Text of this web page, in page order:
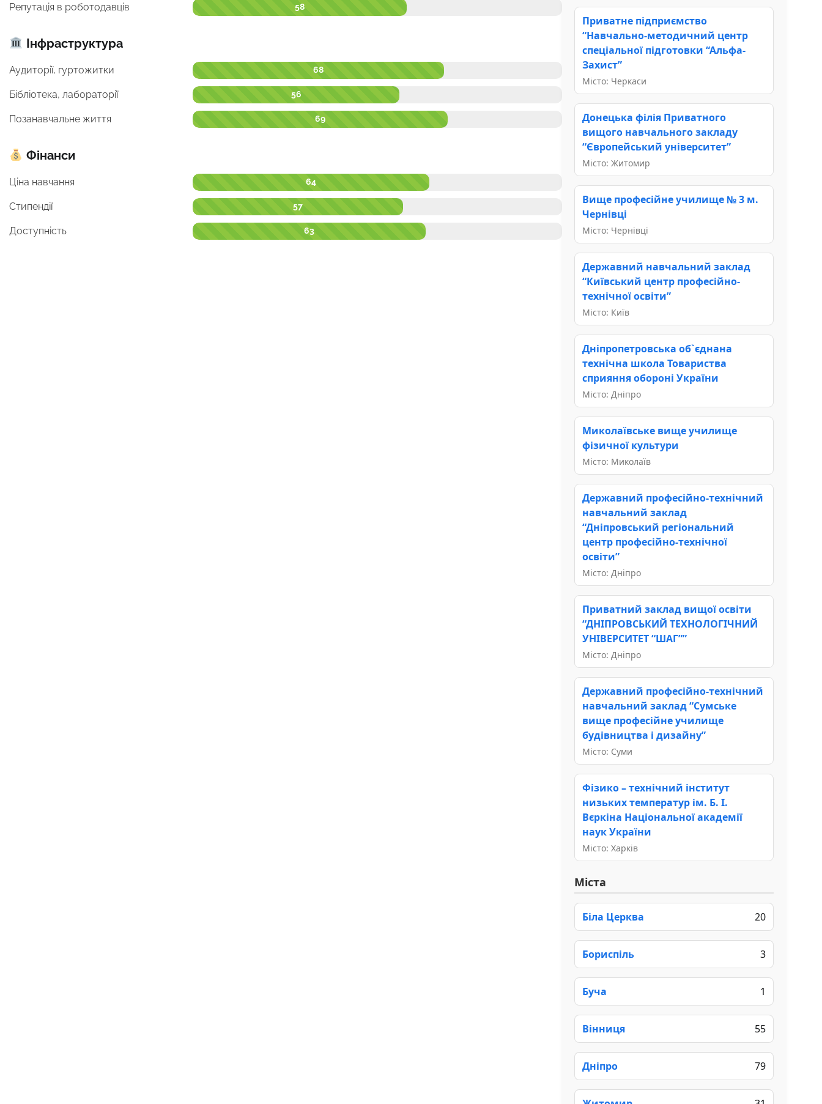
Репутація в роботодавців 58
Інфраструктура
Аудиторії, гуртожитки 68
Бібліотека, лабораторії 56
Позанавчальне життя 69
Фінанси
Ціна навчання 64
Стипендії 57
Доступність 63
Приватне підприємство
“Навчально-методичний центр
спеціальної підготовки “Альфа-
Захист”
Місто: Черкаси
Донецька філія Приватного
вищого навчального закладу
“Європейський університет”
Місто: Житомир
Вище професійне училище № 3 м.
Чернівці
Місто: Чернівці
Державний навчальний заклад
“Київський центр професійно-
технічної освіти”
Місто: Київ
Дніпропетровська об`єднана
технічна школа Товариства
сприяння обороні України
Місто: Дніпро
Миколаївське вище училище
фізичної культури
Місто: Миколаїв
Державний професійно-технічний
навчальний заклад
“Дніпровський регіональний
центр професійно-технічної
освіти”
Місто: Дніпро
Приватний заклад вищої освіти
“ДНІПРОВСЬКИЙ ТЕХНОЛОГІЧНИЙ
УНІВЕРСИТЕТ “ШАГ””
Місто: Дніпро
Державний професійно-технічний
навчальний заклад “Сумське
вище професійне училище
будівництва і дизайну”
Місто: Суми
Фізико – технічний інститут
низьких температур ім. Б. І.
Вєркіна Національної академії
наук України
Місто: Харків
Міста
Біла Церква 20
Бориспіль 3
Буча 1
Вінниця 55
Дніпро 79